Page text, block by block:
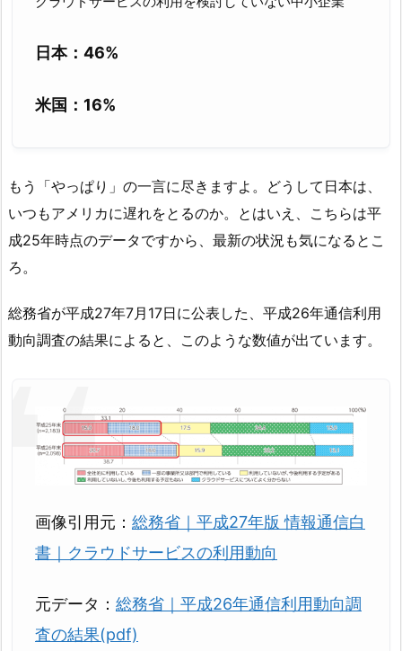
日本：46%
米国：16%
もう「やっぱり」の一言に尽きますよ。どうして日本は、
いつもアメリカに遅れをとるのか。とはいえ、こちらは平
成25年時点のデータですから、最新の状況も気になるとこ
ろ。
総務省が平成27年7月17日に公表した、平成26年通信利用
動向調査の結果によると、このような数値が出ています。
画像引用元： 総務省｜平成27年版 情報通信白
書｜クラウドサービスの利用動向
元データ： 総務省｜平成26年通信利用動向調
査の結果(pdf)